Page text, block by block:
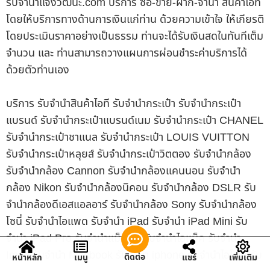
โดยให้บริการทางด้านการเงินแก่ท่าน ด้วยความเข้าใจ ให้เกียรติ
โดยประเมินราคาอย่างเป็นธรรม ท่านจะได้รับเงินสดในทันทีเต็ม
จำนวน และ ท่านสามารถวางแผนการผ่อนชำระค่าบริการได้
ด้วยตัวท่านเอง
บริการ รับจำนำสินค้าไอที รับจำนำกระเป๋า รับจำนำกระเป๋า
แบรนด์ รับจำนำกระเป๋าแบรนด์เนม รับจำนำกระเป๋า CHANEL
รับจำนำกระเป๋าชาแนล รับจำนำกระเป๋า LOUIS VUITTON
รับจำนำกระเป๋าหลุยส์ รับจำนำกระเป๋าวิตตอง รับจำนำกล้อง
รับจำนำกล้อง Cannon รับจำนำกล้องแคนนอน รับจำนำ
กล้อง Nikon รับจำนำกล้องนิคอน รับจำนำกล้อง DSLR รับ
จำนำกล้องดีเอสแอลอาร์ รับจำนำกล้อง Sony รับจำนำกล้อง
โซนี่ รับจำนำไอแพด รับจำนำ iPad รับจำนำ iPad Mini รับ
จำนำ iPad Pro รับจำนำแม็คบุ๊ค รับจำนำไอแม็ค รับจำนำ
Imac รับจำนำ Macbook รับจำนำ iphone รับจำนำไอโฟน รับ
หน้าหลัก เมนู ติดต่อ แชร์ เพิ่มเติม